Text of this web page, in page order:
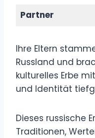
Partner
Ihre Eltern
Russland und
kulturelles Erbe
und Identität
Dieses russische
Traditionen,